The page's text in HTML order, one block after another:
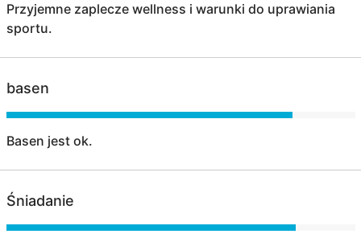
Przyjemne zaplecze wellness i warunki do uprawiania
sportu.
basen
Basen jest ok.
Śniadanie